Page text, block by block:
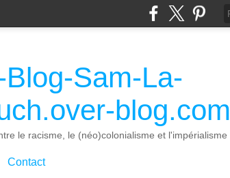
Blog-Sam-La-
blog.com
le racisme, le (néo)colonialisme et l'impérialisme
Contact